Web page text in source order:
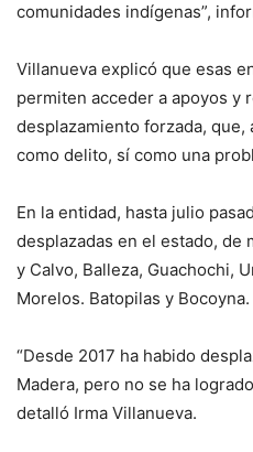
comunidades indígenas”,
Villanueva explicó que esas
permiten acceder a apoyos y
desplazamiento forzada,
como delito, sí como una
En la entidad, hasta julio
desplazadas en el estado, de
y Calvo, Balleza, Guachochi,
Morelos. Batopilas y Bocoyna.
“Desde 2017 ha habido
Madera, pero no se ha
detalló Irma Villanueva.